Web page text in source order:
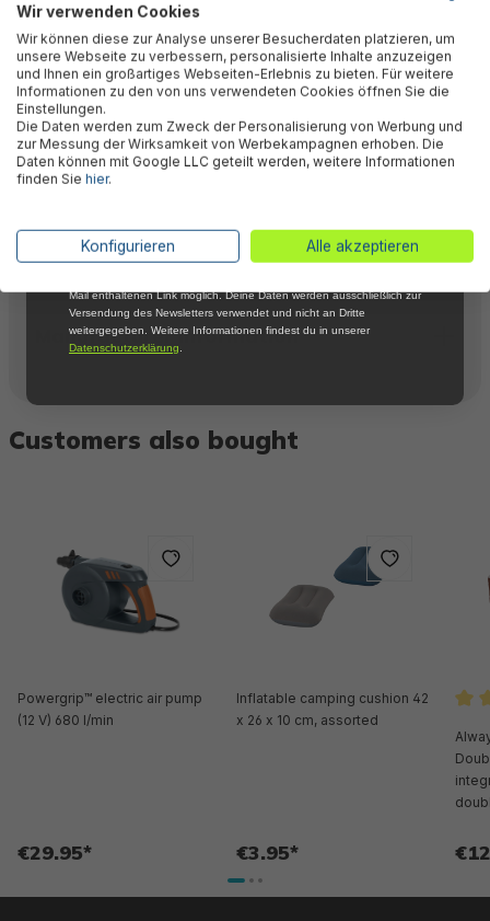
Valuations
Technical data
Downloads
Warnings
Manufacturer information
Customers also bought
Powergrip™ electric air pump
(12 V) 680 l/min
€29.95*
Inflatable camping cushion 42
x 26 x 10 cm, assorted
€3.95*
Wir verwenden Cookies
Wir können diese zur Analyse unserer Besucherdaten platzieren, um
unsere Webseite zu verbessern, personalisierte Inhalte anzuzeigen
und Ihnen ein großartiges Webseiten-Erlebnis zu bieten. Für weitere
Informationen zu den von uns verwendeten Cookies öffnen Sie die
Einstellungen.
Die Daten werden zum Zweck der Personalisierung von Werbung und
zur Messung der Wirksamkeit von Werbekampagnen erhoben. Die
Daten können mit Google LLC geteilt werden, weitere Informationen
finden Sie hier.
Konfigurieren Alle akzeptieren
Abonniere jetzt unseren kostenlosen
Newsletter, verpasse keine Neuigkeiten und
Aktionen mehr und sichere Dir 5 %
Willkommensrabatt auf nicht reduzierte Ware
bei Deiner ersten Bestellung !*
Email
*Mit der Anmeldung zum Newsletter stimmst du zu, regelmäßig per E-
Mail über aktuelle Angebote, Aktionen und Produktneuheiten
Mail enthaltenen Link möglich. Deine Daten werden ausschließlich zur
Versendung des Newsletters verwendet und nicht an Dritte
weitergegeben. Weitere Informationen findest du in unserer
Datenschutzerklärung